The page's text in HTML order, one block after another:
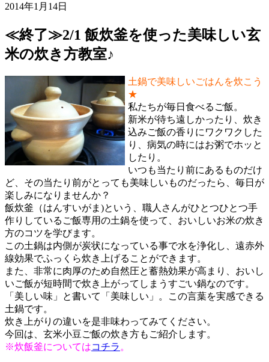
2014年1月14日
≪終了≫2/1 飯炊釜を使った美味しい玄
米の炊き方教室♪
土鍋で美味しいごはんを炊こう
★
私たちが毎日食べるご飯。
新米が待ち遠しかったり、炊き
込みご飯の香りにワクワクした
り、病気の時にはお粥でホッと
したり。
いつも当たり前にあるものだけ
ど、その当たり前がとっても美味しいものだったら、毎日が
楽しみになりませんか？
飯炊釜（はんすいがま)という、職人さんがひとつひとつ手
作りしているご飯専用の土鍋を使って、おいしいお米の炊き
方のコツを学びます。
この土鍋は内側が炭状になっている事で水を浄化し、遠赤外
線効果でふっくら炊き上げることができます。
また、非常に肉厚のため自然圧と蓄熱効果が高まり、おいし
いご飯が短時間で炊き上がってしまうすごい鍋なのです。
「美しい味」と書いて「美味しい」。この言葉を実感できる
土鍋です。
炊き上がりの違いを是非味わってみてください。
今回は、玄米小豆ご飯の炊き方もご紹介します。
※炊飯釜についてはコチラ 。